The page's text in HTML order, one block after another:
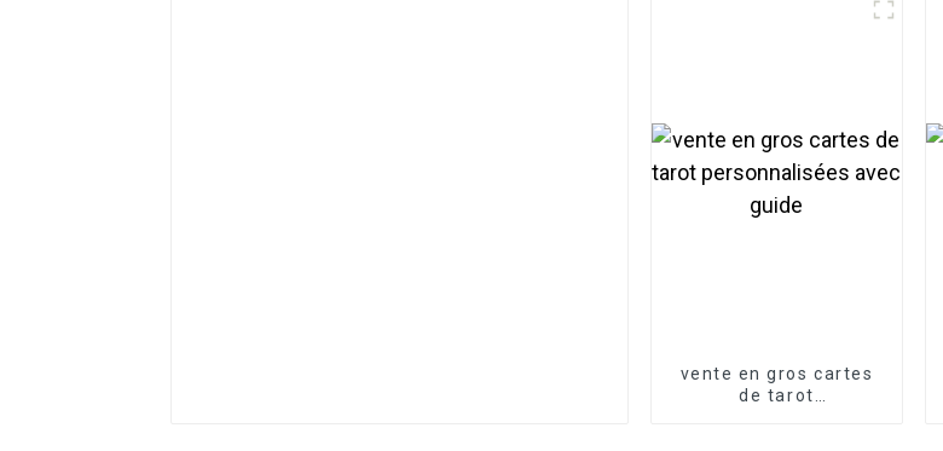
vente en gros cartes
de tarot